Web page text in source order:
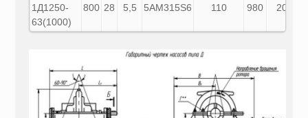
1Д1250-
63(1000)
800 28 5,5 5АМ315S6 110 980 2045